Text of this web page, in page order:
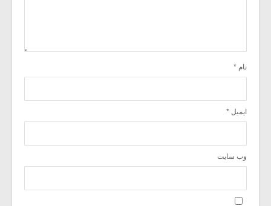
نام *
ایمیل *
وب‌ سایت